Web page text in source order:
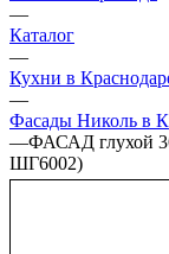
—
Каталог
—
Кухни в
—
Фасады Николь в
—ФАСАД глухой
ШГ6002)